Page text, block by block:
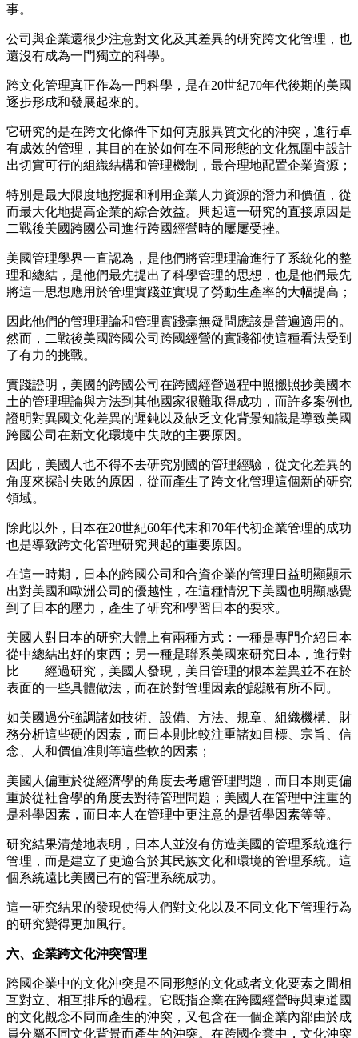
事。
公司與企業還很少注意對文化及其差異的研究跨文化管理，也
還沒有成為一門獨立的科學。
跨文化管理真正作為一門科學，是在20世紀70年代後期的美國
逐步形成和發展起來的。
它研究的是在跨文化條件下如何克服異質文化的沖突，進行卓
有成效的管理，其目的在於如何在不同形態的文化氛圍中設計
出切實可行的組織結構和管理機制，最合理地配置企業資源；
特別是最大限度地挖掘和利用企業人力資源的潛力和價值，從
而最大化地提高企業的綜合效益。興起這一研究的直接原因是
二戰後美國跨國公司進行跨國經營時的屢屢受挫。
美國管理學界一直認為，是他們將管理理論進行了系統化的整
理和總結，是他們最先提出了科學管理的思想，也是他們最先
將這一思想應用於管理實踐並實現了勞動生產率的大幅提高；
因此他們的管理理論和管理實踐毫無疑問應該是普遍適用的。
然而，二戰後美國跨國公司跨國經營的實踐卻使這種看法受到
了有力的挑戰。
實踐證明，美國的跨國公司在跨國經營過程中照搬照抄美國本
土的管理理論與方法到其他國家很難取得成功，而許多案例也
證明對異國文化差異的遲鈍以及缺乏文化背景知識是導致美國
跨國公司在新文化環境中失敗的主要原因。
因此，美國人也不得不去研究別國的管理經驗，從文化差異的
角度來探討失敗的原因，從而產生了跨文化管理這個新的研究
領域。
除此以外，日本在20世紀60年代末和70年代初企業管理的成功
也是導致跨文化管理研究興起的重要原因。
在這一時期，日本的跨國公司和合資企業的管理日益明顯顯示
出對美國和歐洲公司的優越性，在這種情況下美國也明顯感覺
到了日本的壓力，產生了研究和學習日本的要求。
美國人對日本的研究大體上有兩種方式：一種是專門介紹日本
從中總結出好的東西；另一種是聯系美國來研究日本，進行對
比┄┄經過研究，美國人發現，美日管理的根本差異並不在於
表面的一些具體做法，而在於對管理因素的認識有所不同。
如美國過分強調諸如技術、設備、方法、規章、組織機構、財
務分析這些硬的因素，而日本則比較注重諸如目標、宗旨、信
念、人和價值准則等這些軟的因素；
美國人偏重於從經濟學的角度去考慮管理問題，而日本則更偏
重於從社會學的角度去對待管理問題；美國人在管理中注重的
是科學因素，而日本人在管理中更注意的是哲學因素等等。
研究結果清楚地表明，日本人並沒有仿造美國的管理系統進行
管理，而是建立了更適合於其民族文化和環境的管理系統。這
個系統遠比美國已有的管理系統成功。
這一研究結果的發現使得人們對文化以及不同文化下管理行為
的研究變得更加風行。
六、企業跨文化沖突管理
跨國企業中的文化沖突是不同形態的文化或者文化要素之間相
互對立、相互排斥的過程。它既指企業在跨國經營時與東道國
的文化觀念不同而產生的沖突，又包含在一個企業內部由於成
員分屬不同文化背景而產生的沖突。在跨國企業中，文化沖突